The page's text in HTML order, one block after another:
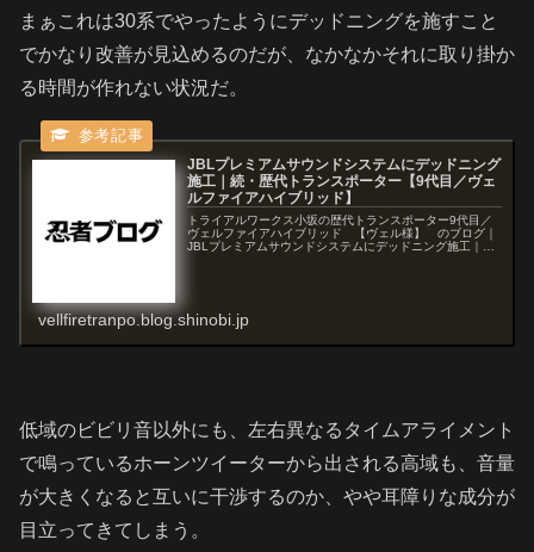
まぁこれは30系でやったようにデッドニングを施すこと
でかなり改善が見込めるのだが、なかなかそれに取り掛か
る時間が作れない状況だ。
JBLプレミアムサウンドシステムにデッドニング
施工｜続・歴代トランスポーター【9代目／ヴェ
ルファイアハイブリッド】
トライアルワークス小坂の歴代トランスポーター9代目／
ヴェルファイアハイブリッド 【ヴェル様】 のブログ｜
JBLプレミアムサウンドシステムにデッドニング施工｜
vellfiretranpo.blog.shinobi.jp
低域のビビリ音以外にも、左右異なるタイムアライメント
で鳴っているホーンツイーターから出される高域も、音量
が大きくなると互いに干渉するのか、やや耳障りな成分が
目立ってきてしまう。